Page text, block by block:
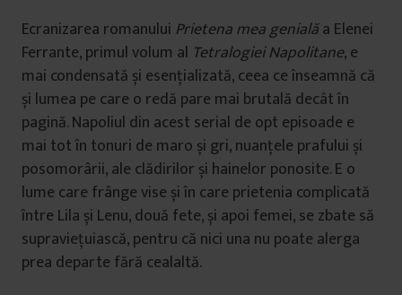
Ecranizarea romanului Prietena mea genialăa Elenei
Ferrante, primul volum al Tetralogiei Napolitane, e
mai condensată și esențializată, ceea ce înseamnă că
și lumea pe care o redă pare mai brutală decât în
pagină. Napoliul din acest serial de opt episoade e
mai tot în tonuri de maro și gri, nuanțele prafului și
posomorârii, ale clădirilor și hainelor ponosite. E o
lume care frânge vise și în care prietenia complicată
între Lila și Lenu, două fete, și apoi femei, se zbate să
supraviețuiască, pentru că nici una nu poate alerga
prea departe fără cealaltă.